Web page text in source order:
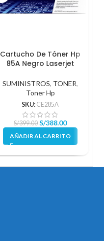
Cartucho De Tóner Hp
85A Negro Laserjet
SUMINISTROS, TONER,
Toner Hp
SKU: CE285A
S/399.00 S/388.00
AÑADIR AL CARRITO